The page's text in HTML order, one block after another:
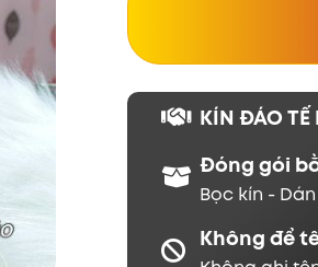
KÍN ĐÁO TẾ
Đóng gói
Bọc kín -
Không để